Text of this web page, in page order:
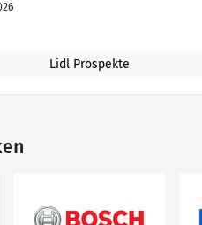
Lidl Prospekte